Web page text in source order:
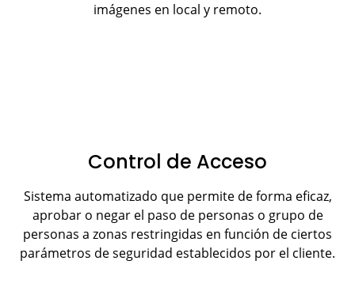
imágenes en local y remoto.
Control de Acceso
Sistema automatizado que permite de forma eficaz,
aprobar o negar el paso de personas o grupo de
personas a zonas restringidas en función de ciertos
parámetros de seguridad establecidos por el cliente.